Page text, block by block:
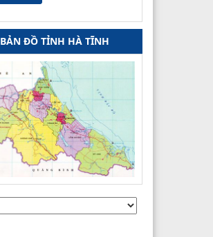
BẢN ĐỒ TỈNH HÀ TĨNH